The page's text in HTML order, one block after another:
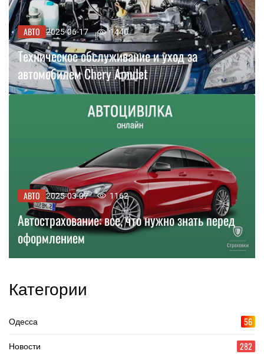
АВТО 2025-06-17 1440
Техническое обслуживание и уход за
автомобилем Chery Amulet
АВТО 2025-03-07 1162
Автострахование: все, что нужно знать перед
оформлением
Категории
Одесса 56
Новости 282